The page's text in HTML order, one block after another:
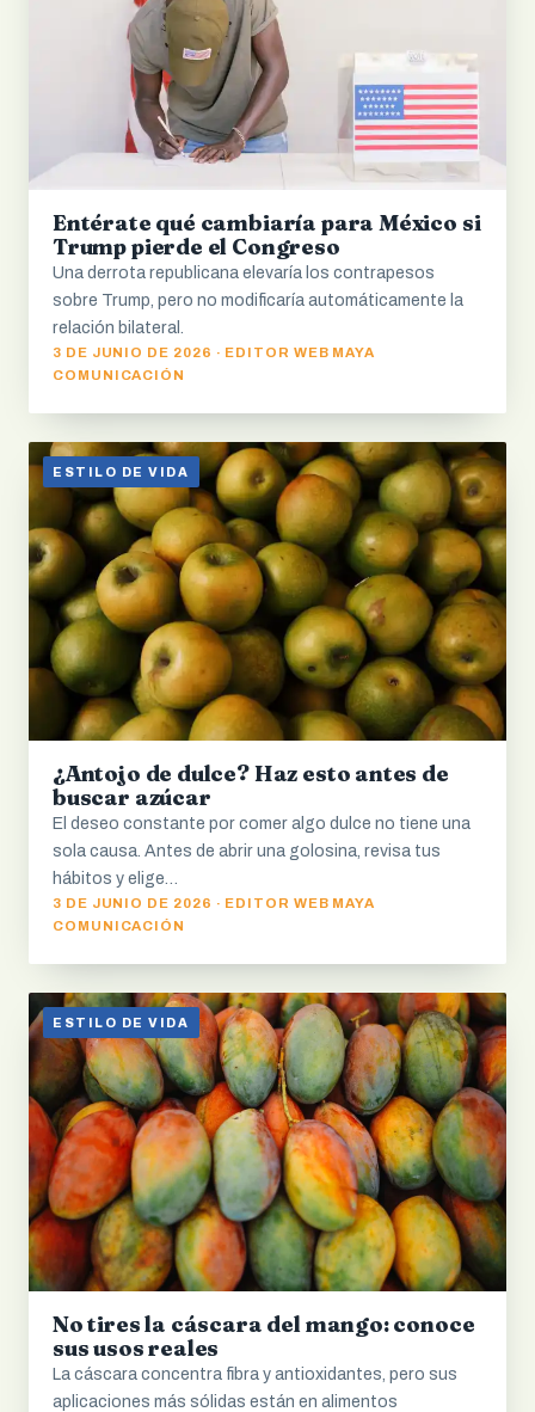
Entérate qué cambiaría para México si
Trump pierde el Congreso
Una derrota republicana elevaría los contrapesos
sobre Trump, pero no modificaría automáticamente la
relación bilateral.
3 DE JUNIO DE 2026 · EDITOR WEB MAYA
COMUNICACIÓN
ESTILO DE VIDA
¿Antojo de dulce? Haz esto antes de
buscar azúcar
El deseo constante por comer algo dulce no tiene una
sola causa. Antes de abrir una golosina, revisa tus
hábitos y elige…
3 DE JUNIO DE 2026 · EDITOR WEB MAYA
COMUNICACIÓN
ESTILO DE VIDA
No tires la cáscara del mango: conoce
sus usos reales
La cáscara concentra fibra y antioxidantes, pero sus
aplicaciones más sólidas están en alimentos